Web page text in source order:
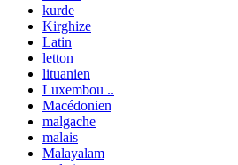
kurde
Kirghize
Latin
letton
lituanien
Luxembou ..
Macédonien
malgache
malais
Malayalam